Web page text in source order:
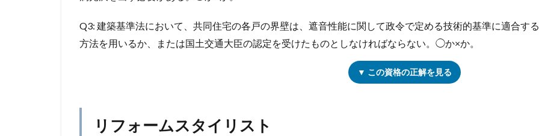
Q3: 建築基準法において、共同住宅の各戸の界壁は、遮音性能に関して政令で定める技術的基準に適合す
方法を用いるか、または国土交通大臣の認定を受けたものとしなければならない。◯か×か。
▼ この資格の正解を見る
リフォームスタイリスト